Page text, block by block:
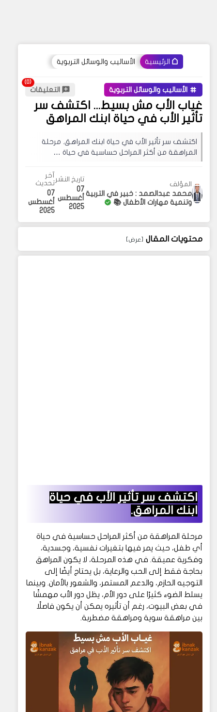
الرئيسية الأساليب والوسائل التربوية
الأساليب والوسائل التربوية التعليقات
غياب الأب مش بسيط... اكتشف سر
تأثير الأب في حياة ابنك المراهق
اكتشف سر تأثير الأب في حياة ابنك المراهق. مرحلة
المراهقة من أكثر المراحل حساسية في حياة …
المؤلف
محمد عبدالصمد : خبير في التربية
وتنمية مهارات الأطفال 📚
تاريخ النشر
07
أغسطس
2025
آخر
تحديث
07
أغسطس
2025
محتويات المقال
اكتشف سر تأثير الأب في حياة
ابنك المراهق.
مرحلة المراهقة من أكثر المراحل حساسية في حياة
أي طفل، حيث يمر فيها بتغيرات نفسية، وجسدية،
وفكرية عميقة. في هذه المرحلة، لا يكون المراهق
بحاجة فقط إلى الحب والرعاية، بل يحتاج أيضًا إلى
التوجيه الحازم، والدعم المستمر، والشعور بالأمان. وبينما
يسلط الضوء كثيرًا على دور الأم، يظل دور الأب مهمشًا
في بعض البيوت، رغم أن تأثيره يمكن أن يكون فاصلًا
بين مراهقة سوية ومراهقة مضطربة.